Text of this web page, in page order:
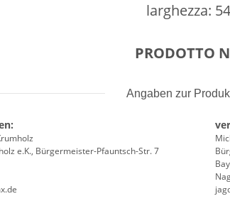
larghezza:
PRODOTTO
Angaben zur
e.K., Bürgermeister-Pfauntsch-Str. 7